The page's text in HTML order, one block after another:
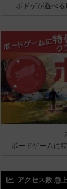
ボドゲが遊べ
ボードゲームに
アクセス数 急